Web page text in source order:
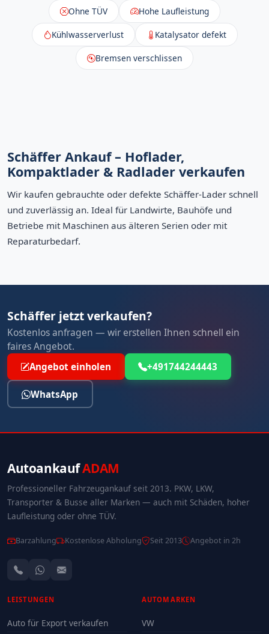
Ohne TÜV Hohe Laufleistung
Kühlwasserverlust Katalysator defekt
Bremsen verschlissen
Schäffer Ankauf – Hoflader,
Kompaktlader & Radlader verkaufen
Wir kaufen gebrauchte oder defekte Schäffer-Lader schnell
und zuverlässig an. Ideal für Landwirte, Bauhöfe und
Betriebe mit Maschinen aus älteren Serien oder mit
Reparaturbedarf.
Schäffer jetzt verkaufen?
Kostenlos anfragen — wir erstellen Ihnen schnell ein
faires Angebot.
Angebot einholen +491744244443
WhatsApp
AutoankaufADAM
Professioneller Fahrzeugankauf seit 2013. PKW, LKW,
Transporter & Busse aller Marken — auch mit Schäden, hoher
Laufleistung oder ohne TÜV.
Barzahlung Kostenlose Abholung Seit 2013 Angebot in 2h
LEISTUNGEN
Auto für Export verkaufen
AUTOMARKEN
VW